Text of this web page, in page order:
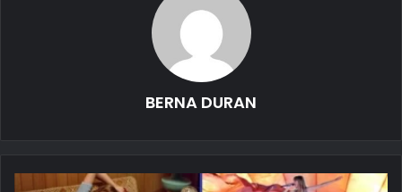
BERNA DURAN